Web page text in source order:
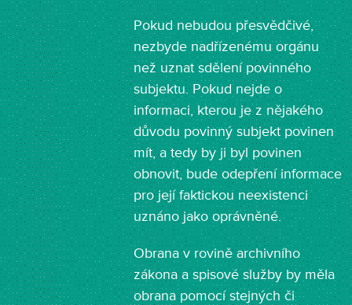
Pokud nebudou přesvědčivé,
nezbyde nadřízenému orgánu
než uznat sdělení povinného
subjektu. Pokud nejde o
informaci, kterou je z nějakého
důvodu povinný subjekt povinen
mít, a tedy by ji byl povinen
obnovit, bude odepření informace
pro její faktickou neexistenci
uznáno jako oprávněné.
Obrana v rovině archivního
zákona a spisové služby by měla
obrana pomocí stejných či